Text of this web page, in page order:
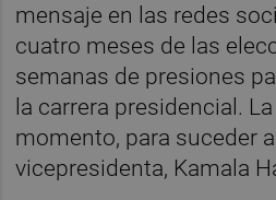
mensaje en las redes
cuatro meses de las
semanas de presiones
la carrera presidencial.
momento, para suceder
vicepresidenta, Kamala